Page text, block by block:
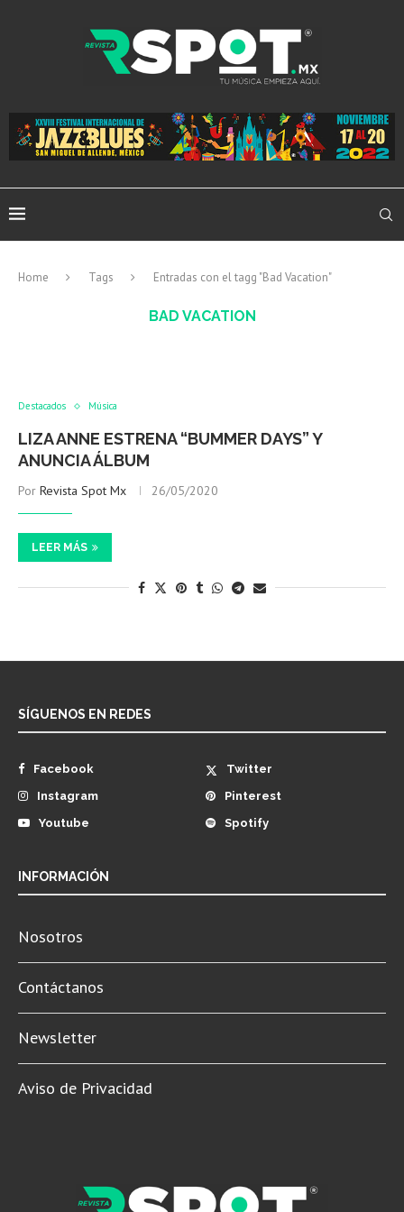
Home Tags Entradas con el tagg "Bad Vacation"
BAD VACATION
Destacados Música
LIZA ANNE ESTRENA “BUMMER DAYS” Y
ANUNCIA ÁLBUM
Por Revista Spot Mx 26/05/2020
LEER MÁS
SÍGUENOS EN REDES
Facebook
Twitter
Instagram
Pinterest
Youtube
Spotify
INFORMACIÓN
Nosotros
Contáctanos
Newsletter
Aviso de Privacidad